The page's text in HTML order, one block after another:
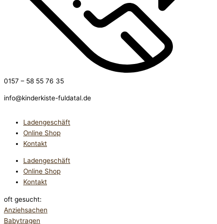
0157 – 58 55 76 35
info@kinderkiste-fuldatal.de
Ladengeschäft
Online Shop
Kontakt
Ladengeschäft
Online Shop
Kontakt
oft gesucht:
Anziehsachen
Babytragen